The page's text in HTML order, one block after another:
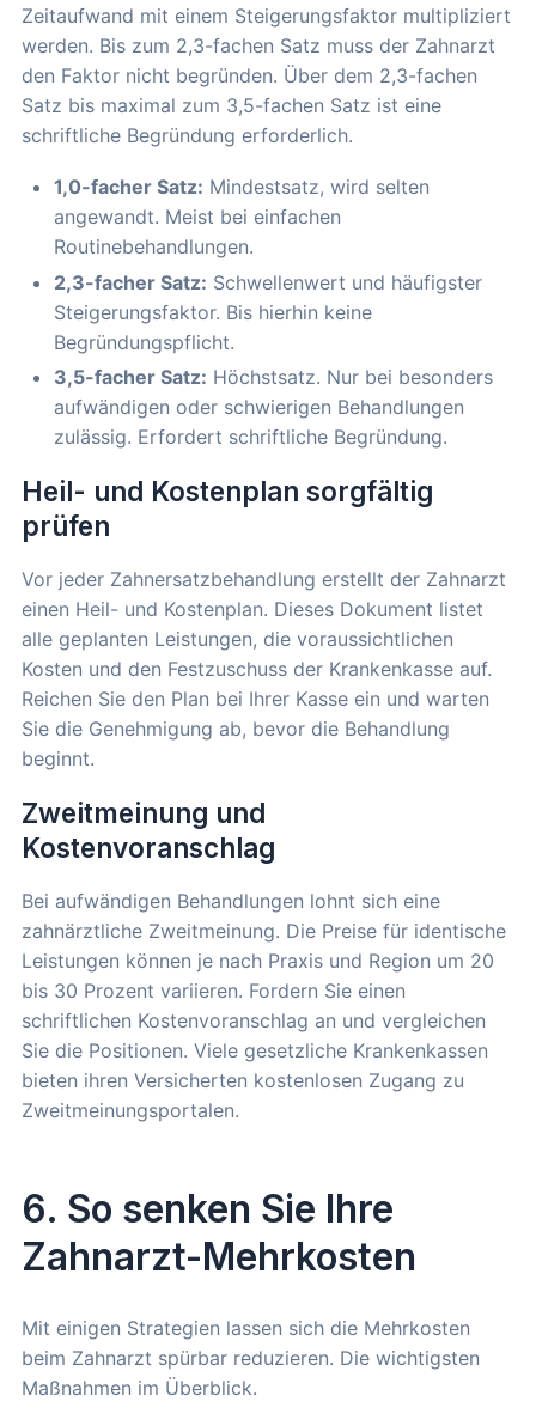
Zeitaufwand mit einem Steigerungsfaktor multipliziert
werden. Bis zum 2,3-fachen Satz muss der Zahnarzt
den Faktor nicht begründen. Über dem 2,3-fachen
Satz bis maximal zum 3,5-fachen Satz ist eine
schriftliche Begründung erforderlich.
1,0-facher Satz: Mindestsatz, wird selten
angewandt. Meist bei einfachen
Routinebehandlungen.
2,3-facher Satz: Schwellenwert und häufigster
Steigerungsfaktor. Bis hierhin keine
Begründungspflicht.
3,5-facher Satz: Höchstsatz. Nur bei besonders
aufwändigen oder schwierigen Behandlungen
zulässig. Erfordert schriftliche Begründung.
Heil- und Kostenplan sorgfältig
prüfen
Vor jeder Zahnersatzbehandlung erstellt der Zahnarzt
einen Heil- und Kostenplan. Dieses Dokument listet
alle geplanten Leistungen, die voraussichtlichen
Kosten und den Festzuschuss der Krankenkasse auf.
Reichen Sie den Plan bei Ihrer Kasse ein und warten
Sie die Genehmigung ab, bevor die Behandlung
beginnt.
Zweitmeinung und
Kostenvoranschlag
Bei aufwändigen Behandlungen lohnt sich eine
zahnärztliche Zweitmeinung. Die Preise für identische
Leistungen können je nach Praxis und Region um 20
bis 30 Prozent variieren. Fordern Sie einen
schriftlichen Kostenvoranschlag an und vergleichen
Sie die Positionen. Viele gesetzliche Krankenkassen
bieten ihren Versicherten kostenlosen Zugang zu
Zweitmeinungsportalen.
6. So senken Sie Ihre
Zahnarzt-Mehrkosten
Mit einigen Strategien lassen sich die Mehrkosten
beim Zahnarzt spürbar reduzieren. Die wichtigsten
Maßnahmen im Überblick.